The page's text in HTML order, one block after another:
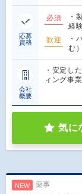
応募
資格
必須
・
経
歓迎
・
む）
会社
概要
・安定し
ィング事
気に
NEW 薬事